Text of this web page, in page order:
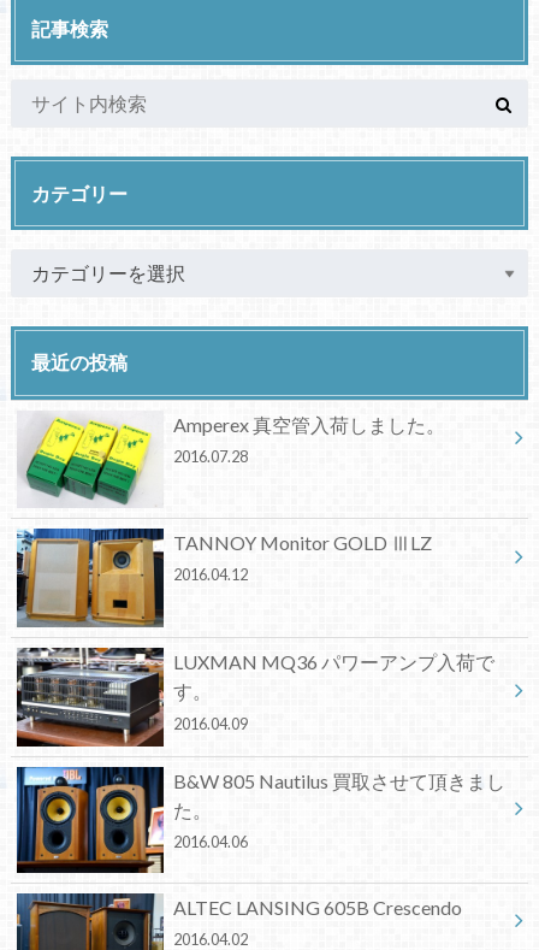
記事検索
カテゴリー
最近の投稿
Amperex 真空管入荷しました。
2016.07.28
TANNOY Monitor GOLD ⅢLZ
2016.04.12
LUXMAN MQ36 パワーアンプ入荷で
す。
2016.04.09
B&W 805 Nautilus 買取させて頂きまし
た。
2016.04.06
ALTEC LANSING 605B Crescendo
2016.04.02